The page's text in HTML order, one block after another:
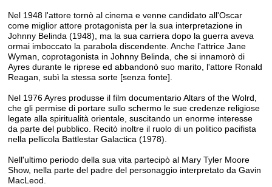
Nel 1948 l'attore tornò al cinema e venne candidato all'Oscar
come miglior attore protagonista per la sua interpretazione in
Johnny Belinda (1948), ma la sua carriera dopo la guerra aveva
ormai imboccato la parabola discendente. Anche l'attrice Jane
Wyman, coprotagonista in Johnny Belinda, che si innamorò di
Ayres durante le riprese ed abbandonò suo marito, l'attore Ronald
Reagan, subì la stessa sorte [senza fonte].
Nel 1976 Ayres produsse il film documentario Altars of the Wolrd,
che gli permise di portare sullo schermo le sue credenze religiose
legate alla spiritualità orientale, suscitando un enorme interesse
da parte del pubblico. Recitò inoltre il ruolo di un politico pacifista
nella pellicola Battlestar Galactica (1978).
Nell'ultimo periodo della sua vita partecipò al Mary Tyler Moore
Show, nella parte del padre del personaggio interpretato da Gavin
MacLeod.